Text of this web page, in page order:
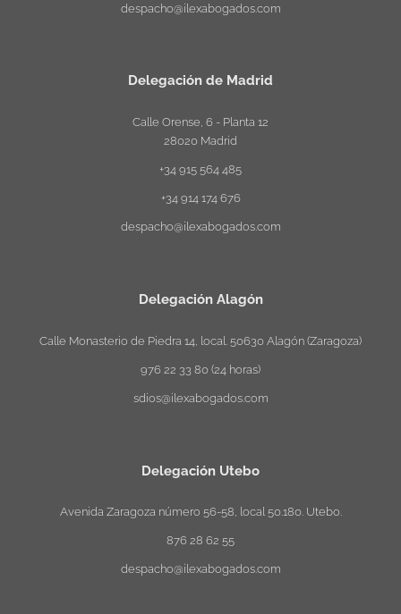
despacho@ilexabogados.com
Delegación de Madrid
Calle Orense, 6 - Planta 12
28020 Madrid
+34 915 564 485
+34 914 174 676
despacho@ilexabogados.com
Delegación Alagón
Calle Monasterio de Piedra 14, local. 50630 Alagón (Zaragoza)
976 22 33 80 (24 horas)
sdios@ilexabogados.com
Delegación Utebo
Avenida Zaragoza número 56-58, local 50.180. Utebo.
876 28 62 55
despacho@ilexabogados.com